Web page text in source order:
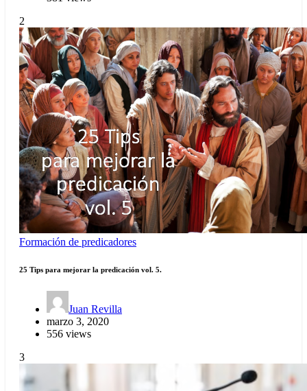
2
Formación de predicadores
25 Tips para mejorar la predicación vol. 5.
Juan Revilla
marzo 3, 2020
556 views
3